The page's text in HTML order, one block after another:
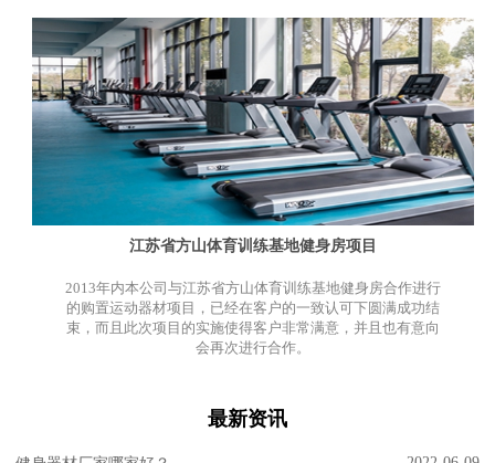
江苏省方山体育训练基地健身房项目
2013年内本公司与江苏省方山体育训练基地健身房合作进行
的购置运动器材项目，已经在客户的一致认可下圆满成功结
束，而且此次项目的实施使得客户非常满意，并且也有意向
会再次进行合作。
最新资讯